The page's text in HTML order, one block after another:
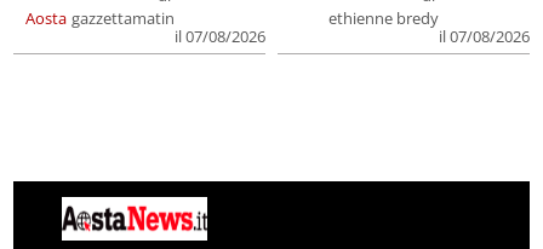
Aosta gazzettamatin
il 07/08/2026
ethienne bredy
il 07/08/2026